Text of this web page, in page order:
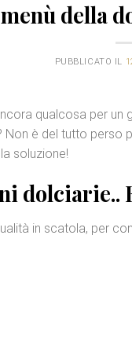
della
PUBBLICATO IL
qualcosa per un
Non è del tutto perso
soluzione!
dolciarie..
in scatola, per